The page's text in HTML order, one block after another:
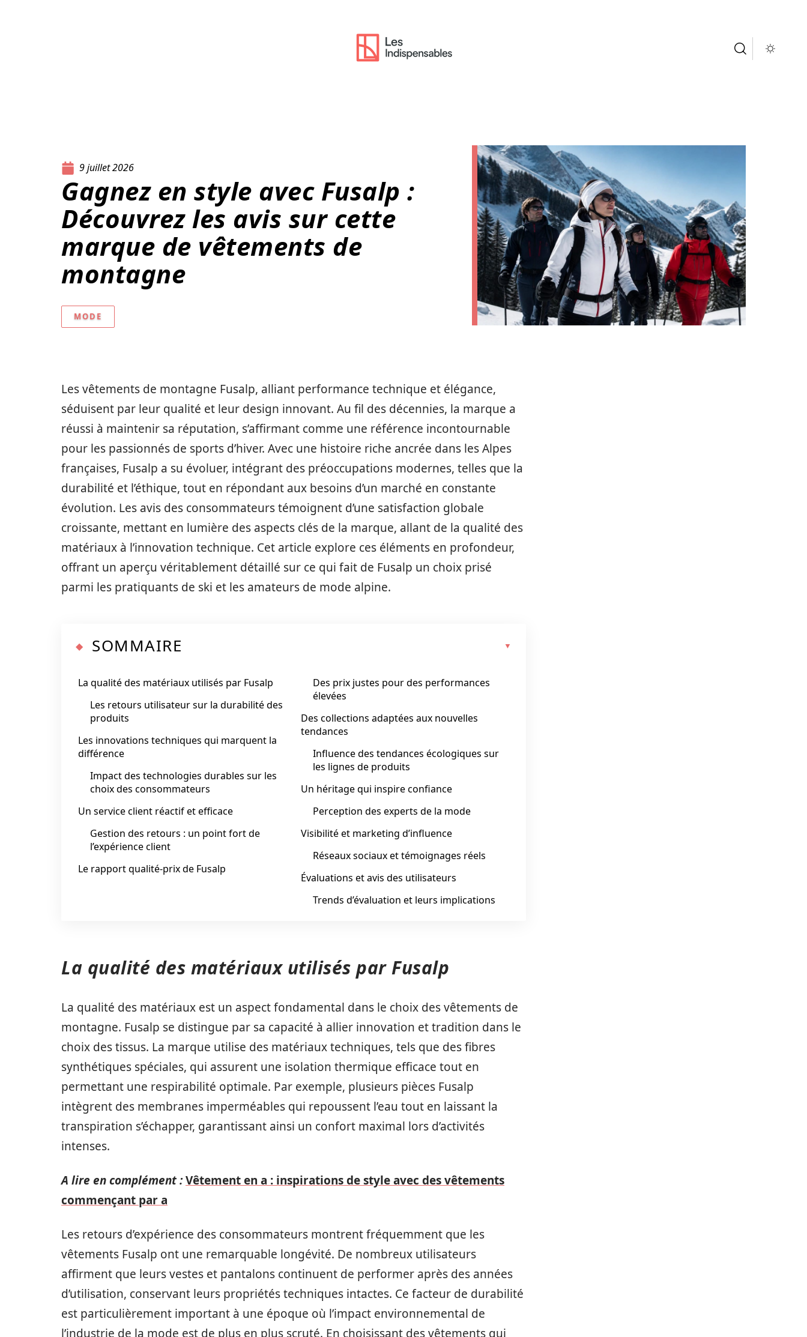
9 juillet 2026
Gagnez en style avec Fusalp :
Découvrez les avis sur cette
marque de vêtements de
montagne
MODE
Les vêtements de montagne Fusalp, alliant performance technique et élégance,
séduisent par leur qualité et leur design innovant. Au fil des décennies, la marque a
réussi à maintenir sa réputation, s’affirmant comme une référence incontournable
pour les passionnés de sports d’hiver. Avec une histoire riche ancrée dans les Alpes
françaises, Fusalp a su évoluer, intégrant des préoccupations modernes, telles que la
durabilité et l’éthique, tout en répondant aux besoins d’un marché en constante
évolution. Les avis des consommateurs témoignent d’une satisfaction globale
croissante, mettant en lumière des aspects clés de la marque, allant de la qualité des
matériaux à l’innovation technique. Cet article explore ces éléments en profondeur,
offrant un aperçu véritablement détaillé sur ce qui fait de Fusalp un choix prisé
parmi les pratiquants de ski et les amateurs de mode alpine.
SOMMAIRE
La qualité des matériaux utilisés par Fusalp
Les retours utilisateur sur la durabilité des
produits
Les innovations techniques qui marquent la
différence
Impact des technologies durables sur les
choix des consommateurs
Un service client réactif et efficace
Gestion des retours : un point fort de
l’expérience client
Le rapport qualité-prix de Fusalp
Des prix justes pour des performances
élevées
Des collections adaptées aux nouvelles
tendances
Influence des tendances écologiques sur
les lignes de produits
Un héritage qui inspire confiance
Perception des experts de la mode
Visibilité et marketing d’influence
Réseaux sociaux et témoignages réels
Évaluations et avis des utilisateurs
Trends d’évaluation et leurs implications
La qualité des matériaux utilisés par Fusalp
La qualité des matériaux est un aspect fondamental dans le choix des vêtements de
montagne. Fusalp se distingue par sa capacité à allier innovation et tradition dans le
choix des tissus. La marque utilise des matériaux techniques, tels que des fibres
synthétiques spéciales, qui assurent une isolation thermique efficace tout en
permettant une respirabilité optimale. Par exemple, plusieurs pièces Fusalp
intègrent des membranes imperméables qui repoussent l’eau tout en laissant la
transpiration s’échapper, garantissant ainsi un confort maximal lors d’activités
intenses.
A lire en complément :Vêtement en a : inspirations de style avec des vêtements
commençant par a
Les retours d’expérience des consommateurs montrent fréquemment que les
vêtements Fusalp ont une remarquable longévité. De nombreux utilisateurs
affirment que leurs vestes et pantalons continuent de performer après des années
d’utilisation, conservant leurs propriétés techniques intactes. Ce facteur de durabilité
est particulièrement important à une époque où l’impact environnemental de
l’industrie de la mode est de plus en plus scruté. En choisissant des vêtements qui